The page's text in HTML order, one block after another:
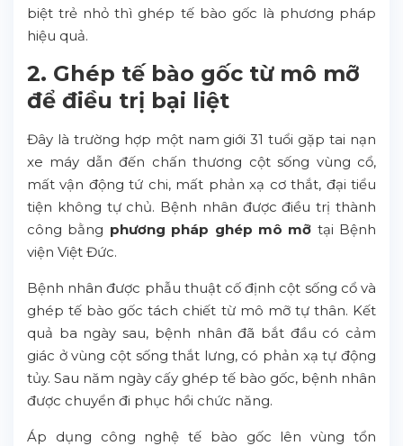
biệt trẻ nhỏ thì ghép tế bào gốc là phương pháp
hiệu quả.
2. Ghép tế bào gốc từ mô mỡ
để điều trị bại liệt
Đây là trường hợp một nam giới 31 tuổi gặp tai nạn
xe máy dẫn đến chấn thương cột sống vùng cổ,
mất vận động tứ chi, mất phản xạ cơ thắt, đại tiểu
tiện không tự chủ. Bệnh nhân được điều trị thành
công bằng phương pháp ghép mô mỡ tại Bệnh
viện Việt Đức.
Bệnh nhân được phẫu thuật cố định cột sống cổ và
ghép tế bào gốc tách chiết từ mô mỡ tự thân. Kết
quả ba ngày sau, bệnh nhân đã bắt đầu có cảm
giác ở vùng cột sống thắt lưng, có phản xạ tự động
tủy. Sau năm ngày cấy ghép tế bào gốc, bệnh nhân
được chuyển đi phục hồi chức năng.
Áp dụng công nghệ tế bào gốc lên vùng tổn